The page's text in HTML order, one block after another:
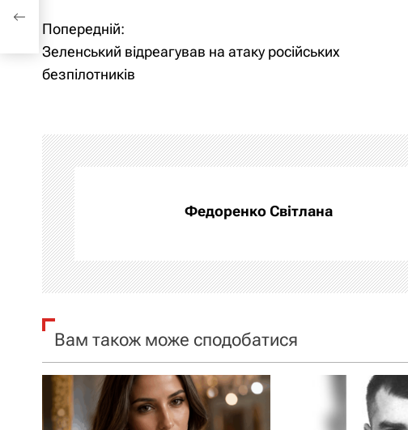
Н
а
і
г
а
ц
і
я
а
п
Попередній:
Зеленський відреагував на атаку російських
безпілотників
Федоренко Світлана
Вам також може сподобатися